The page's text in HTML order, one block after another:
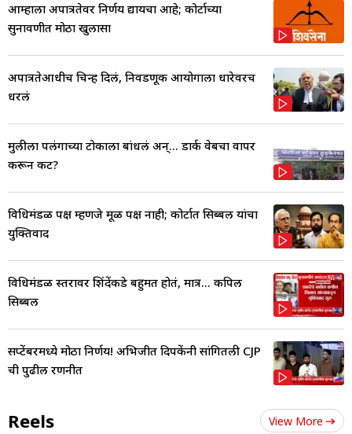
आम्हाला अपात्रतेवर निर्णय द्यायचा आहे; कोर्टाच्या
सुनावणीत मोठा खुलासा
अपात्रतेआधीच चिन्ह दिलं, निवडणूक आयोगाला धारेवरच
धरलं
मुलीला पलंगाच्या टोकाला बांधलं अन्... डार्क वेबचा वापर
करून कट?
विधिमंडळ पक्ष म्हणजे मूळ पक्ष नाही; कोर्टात सिब्बल यांचा
युक्तिवाद
विधिमंडळ स्तरावर शिंदेंकडे बहुमत होतं, मात्र... कपिल
सिब्बल
सप्टेंबरमध्ये मोठा निर्णय! अभिजीत दिपकेंनी सांगितली CJP
ची पुढील रणनीत
Reels View More